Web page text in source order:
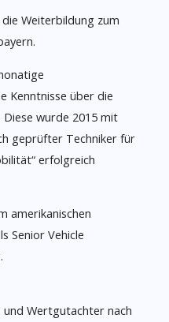
Weiterbildung zum
Kenntnisse über die
wurde 2015 mit
geprüfter Techniker für
erfolgreich
amerikanischen
Senior Vehicle
Wertgutachter nach